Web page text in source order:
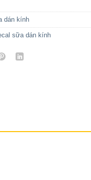
dán kính
sữa dán kính